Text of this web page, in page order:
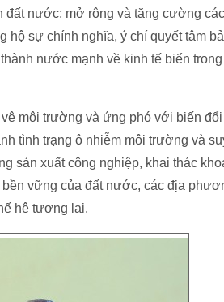
nước; mở rộng và tăng cường
hộ sự chính nghĩa, ý chí quyết tâm
nước mạnh về kinh tế biển trong
môi trường và ứng phó với biến
tình trạng ô nhiễm môi trường và
sản xuất công nghiệp, khai thác
vững của đất nước, các địa
hệ tương lai.